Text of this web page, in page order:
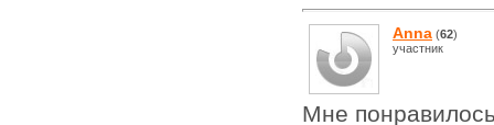
Anna (62)
участник
Мне